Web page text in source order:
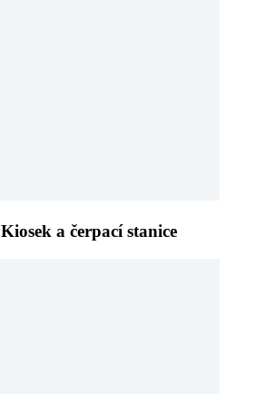
Kiosek a čerpací stanice